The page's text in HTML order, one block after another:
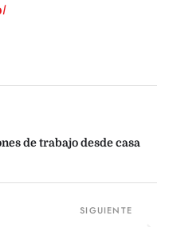
de trabajo desde casa